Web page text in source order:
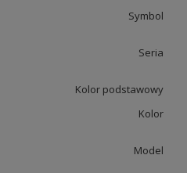
Symbol
Seria
Kolor podstawowy
Kolor
Model